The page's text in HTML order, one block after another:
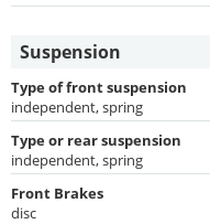
Suspension
Type of front suspension
independent, spring
Type or rear suspension
independent, spring
Front Brakes
disc